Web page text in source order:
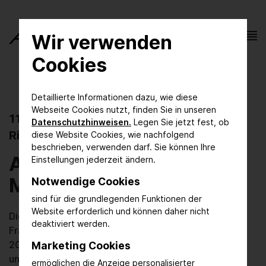
Wir verwenden
Cookies
Detaillierte Informationen dazu, wie diese
Webseite Cookies nutzt, finden Sie in unseren
Datenschutzhinweisen. Legen Sie jetzt fest, ob
diese Website Cookies, wie nachfolgend
beschrieben, verwenden darf. Sie können Ihre
Einstellungen jederzeit ändern.
Notwendige Cookies
sind für die grundlegenden Funktionen der
Website erforderlich und können daher nicht
deaktiviert werden.
Marketing Cookies
ermöglichen die Anzeige personalisierter
11. – 13. Oktober 2027
Riad, Saudi-Arabien
ACHEMA
Middle East
Die DECHEMA organisiert gemeinsam mit der Messe
Frankfurt die ACHEMA Middle East, die erstmals in
2027 in Riad stattfindet. Die Veranstaltung wird
unterstützt vom Ministry of Industry & Mineral